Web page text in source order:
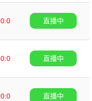
0:0
直播中
0:0
直播中
0:0
直播中